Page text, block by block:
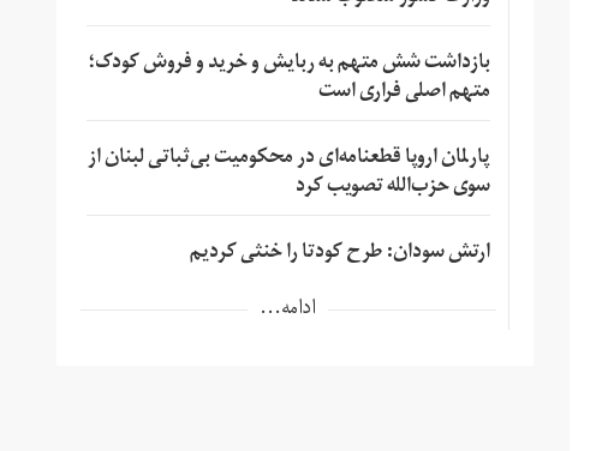
بازداشت شش متهم به ربایش و خرید و فروش کودک؛
متهم اصلی فراری است
پارلمان اروپا قطعنامه‌ای در محکومیت بی‌ثباتی لبنان از
سوی حزب‌الله تصویب کرد
ارتش سودان: طرح کودتا را خنثی کردیم
ادامه...